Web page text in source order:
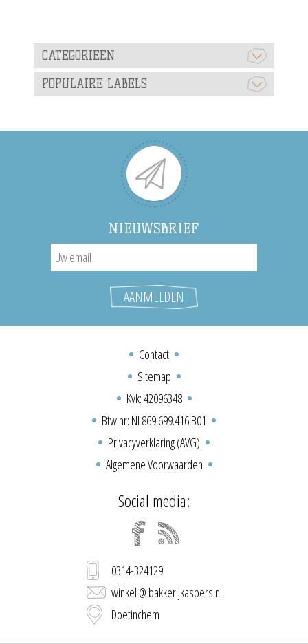
CATEGORIEEN
POPULAIRE LABELS
NIEUWSBRIEF
Contact
Sitemap
Kvk: 42096348
Btw nr: NL869.699.416.B01
Privacyverklaring (AVG)
Algemene Voorwaarden
Social media:
0314-324129
winkel @ bakkerijkaspers.nl
Doetinchem